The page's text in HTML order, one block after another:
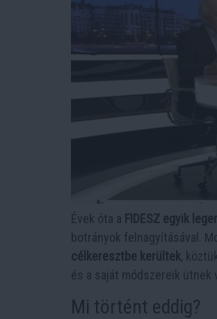
Évek óta a FIDESZ egyik
botrányok felnagyításával.
célkeresztbe kerültek,
és a saját módszereik ütnek
Mi történt eddig?